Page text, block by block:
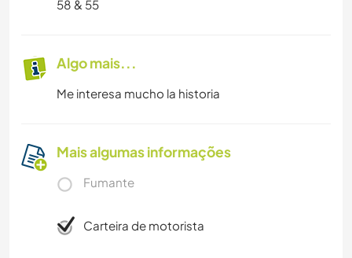
58 & 55
Algo mais...
Me interesa mucho la historia
Mais algumas informações
Fumante
Carteira de motorista